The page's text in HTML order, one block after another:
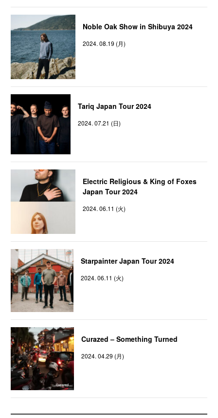
Noble Oak Show in Shibuya 2024
2024. 08.19 (月)
Tariq Japan Tour 2024
2024. 07.21 (日)
Electric Religious & King of Foxes
Japan Tour 2024
2024. 06.11 (火)
Starpainter Japan Tour 2024
2024. 06.11 (火)
Curazed – Something Turned
2024. 04.29 (月)